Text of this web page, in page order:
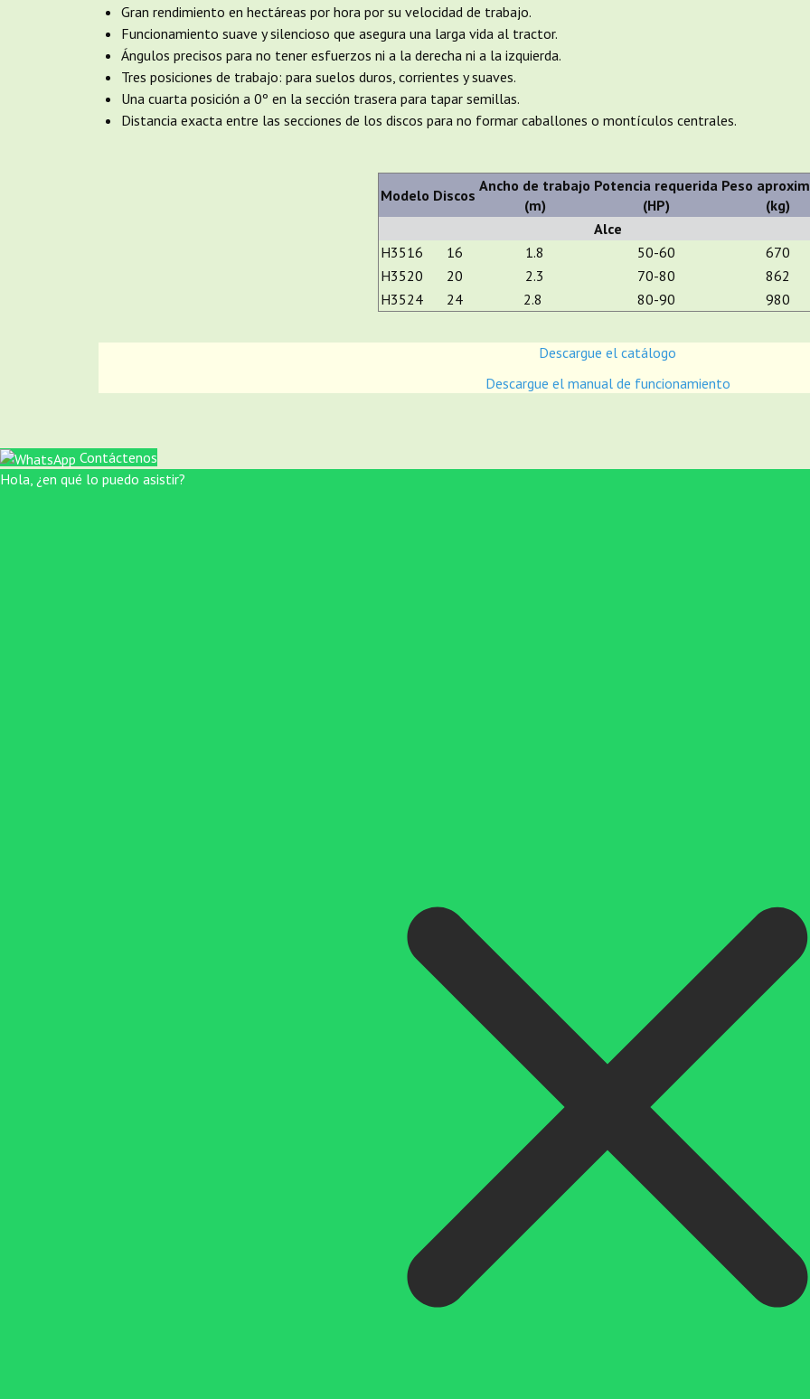
Gran rendimiento en hectáreas por hora por su velocidad de trabajo.
Funcionamiento suave y silencioso que asegura una larga vida al tractor.
Ángulos precisos para no tener esfuerzos ni a la derecha ni a la izquierda.
Tres posiciones de trabajo: para suelos duros, corrientes y suaves.
Una cuarta posición a 0º en la sección trasera para tapar semillas.
Distancia exacta entre las secciones de los discos para no formar caballones o montículos centrales.
Modelo Discos
Ancho de trabajo
(m)
Potencia requerida
(HP)
Peso
(kg)
Alce
H3516
16 1.8 50-60
670
H3520
20 2.3 70-80
862
H3524
24 2.8 80-90 980
Descargue el catálogo
Descargue el manual de funcionamiento
Contáctenos
Hola, ¿en qué lo puedo asistir?